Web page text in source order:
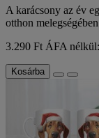
A karácsony az év
otthon
3.290 FtÁFA
Kosárba